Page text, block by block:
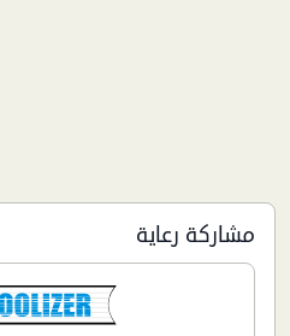
مشاركة رعاية